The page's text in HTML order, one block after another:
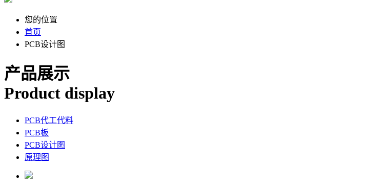
您的位置
首页
PCB设计图
产品展示
Product display
PCB代工代料
PCB板
PCB设计图
原理图